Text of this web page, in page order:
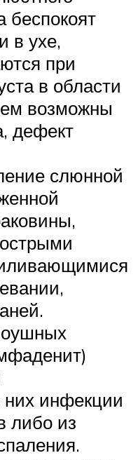
беспокоят
в ухе,
при
в области
возможны
дефект
слюнной
них инфекции
либо из